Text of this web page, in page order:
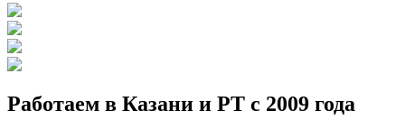
Работаем в Казани и РТ с 2009 года